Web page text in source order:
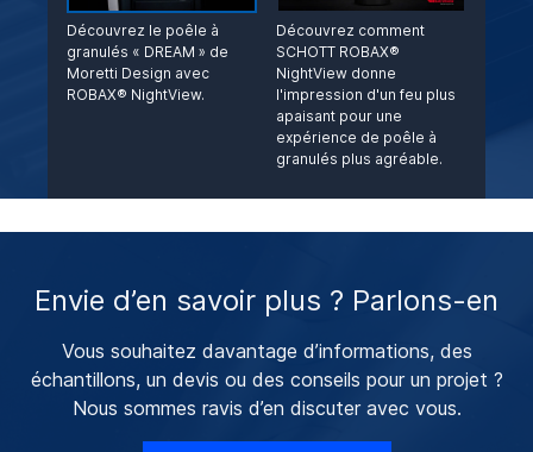
Découvrez le poêle à
granulés « DREAM » de
Moretti Design avec
ROBAX® NightView.
Découvrez comment
SCHOTT ROBAX®
NightView donne
l'impression d'un feu plus
apaisant pour une
expérience de poêle à
granulés plus agréable.
Envie d’en savoir plus ? Parlons-en
Vous souhaitez davantage d’informations, des
échantillons, un devis ou des conseils pour un projet ?
Nous sommes ravis d’en discuter avec vous.